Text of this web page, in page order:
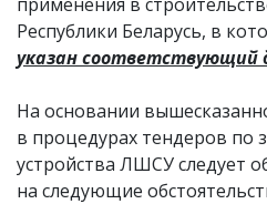
Республики Беларусь, в
указан соответствующий
На основании
в процедурах тендеров по
устройства ЛШСУ следует
на следующие